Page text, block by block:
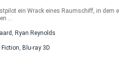
ein Wrack eines Raumschiff, in dem
...
, Ryan Reynolds
Fiction, Blu-ray 3D